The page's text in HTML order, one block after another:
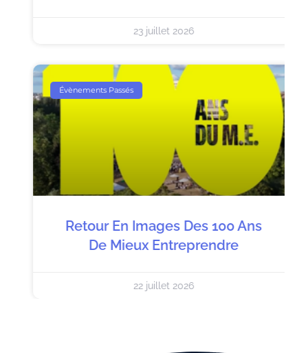
23 juillet 2026
Évènements Passés
Retour En Images Des 100 Ans
De Mieux Entreprendre
22 juillet 2026